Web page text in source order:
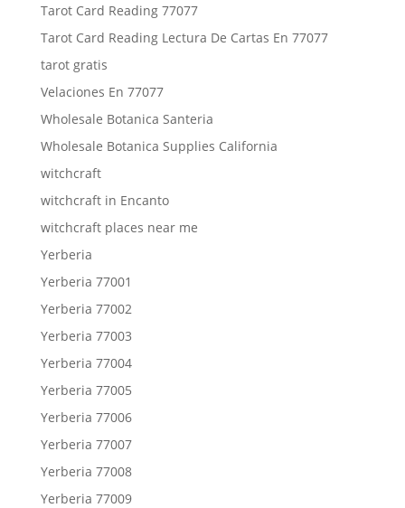
Tarot Card Reading 77077
Tarot Card Reading Lectura De Cartas En 77077
tarot gratis
Velaciones En 77077
Wholesale Botanica Santeria
Wholesale Botanica Supplies California
witchcraft
witchcraft in Encanto
witchcraft places near me
Yerberia
Yerberia 77001
Yerberia 77002
Yerberia 77003
Yerberia 77004
Yerberia 77005
Yerberia 77006
Yerberia 77007
Yerberia 77008
Yerberia 77009